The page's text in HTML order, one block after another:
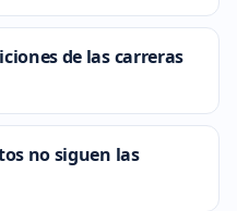
de las carreras
no siguen las